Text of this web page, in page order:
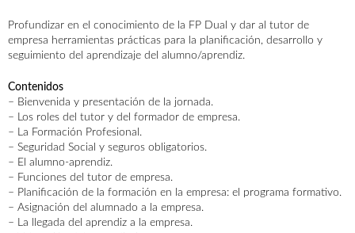
Profundizar en el conocimiento de la FP Dual y dar al tutor de
empresa herramientas prácticas para la planificación, desarrollo y
seguimiento del aprendizaje del alumno/aprendiz.
Contenidos
– Bienvenida y presentación de la jornada.
– Los roles del tutor y del formador de empresa.
– La Formación Profesional.
– Seguridad Social y seguros obligatorios.
– El alumno-aprendiz.
– Funciones del tutor de empresa.
– Planificación de la formación en la empresa: el programa formativo.
– Asignación del alumnado a la empresa.
– La llegada del aprendiz a la empresa.